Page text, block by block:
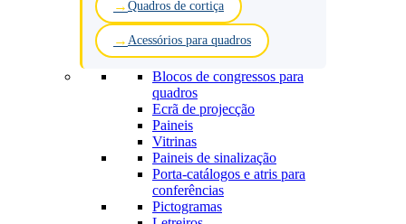
Quadros de cortiça
Acessórios para quadros
Blocos de congressos para
quadros
Ecrã de projecção
Paineis
Vitrinas
Paineis de sinalização
Porta-catálogos e atris para
conferências
Pictogramas